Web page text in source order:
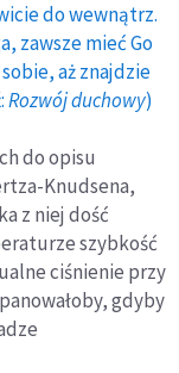
do wewnątrz.
zawsze mieć Go
aż znajdzie
Rozwój duchowy)
do opisu
Knudsena,
z niej dość
szybkość
ciśnienie przy
gdyby